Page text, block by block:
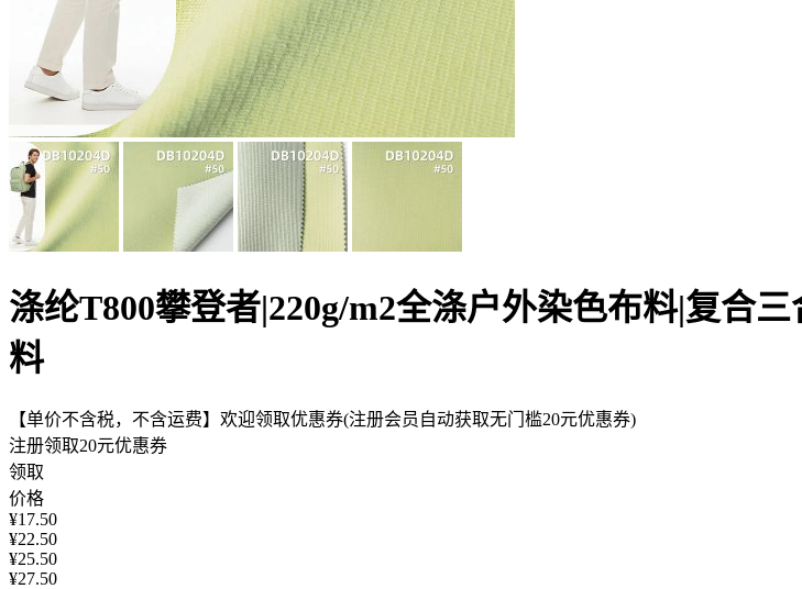
涤纶T800攀登者|220g/m2全涤户外染色布料|复合
料
【单价不含税，不含运费】欢迎领取优惠券(注册会员自动获取无门槛20元优惠券)
注册领取20元优惠券
领取
价格
¥17.50
¥22.50
¥25.50
¥27.50